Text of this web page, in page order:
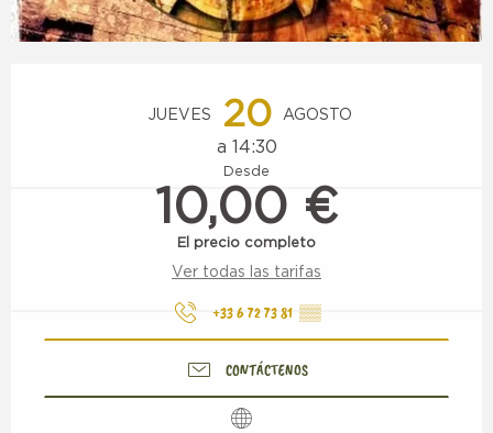
JUEVES 20 AGOSTO
a 14:30
Desde
10,00 €
El precio completo
Ver todas las tarifas
+33 6 72 73 81 ▒▒
CONTÁCTENOS